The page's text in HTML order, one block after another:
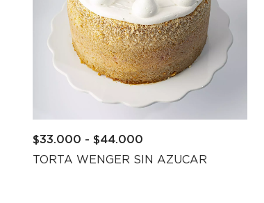
$33.000 - $44.000
TORTA WENGER SIN AZUCAR